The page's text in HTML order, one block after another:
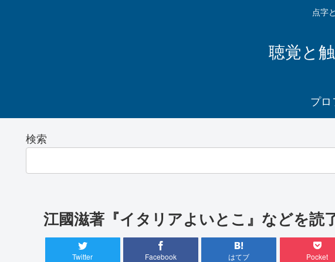
点字
聴覚と
プ
検索
江國滋著『イタリアよいとこ』などを読
Twitter Facebook はてブ Pocket